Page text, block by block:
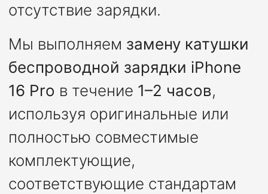
отсутствие зарядки.
Мы выполняем замену катушки
беспроводной зарядки iPhone
16 Pro в течение 1–2 часов,
используя оригинальные или
полностью совместимые
комплектующие,
соответствующие стандартам